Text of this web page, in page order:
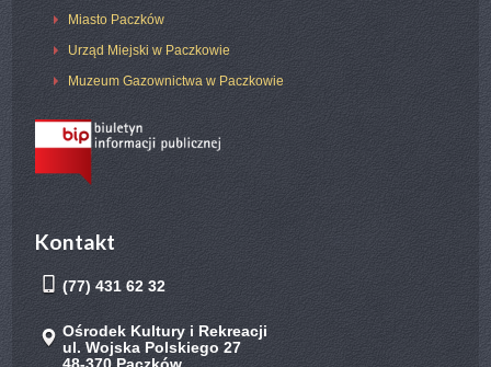
Miasto Paczków
Urząd Miejski w Paczkowie
Muzeum Gazownictwa w Paczkowie
Kontakt
(77) 431 62 32
Ośrodek Kultury i Rekreacji
ul. Wojska Polskiego 27
48-370 Paczków